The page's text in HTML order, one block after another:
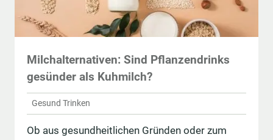
Milchalternativen: Sind Pflanzendrinks
gesünder als Kuhmilch?
Gesund Trinken
Ob aus gesundheitlichen Gründen oder zum